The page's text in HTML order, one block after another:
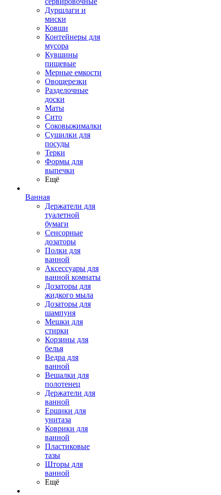
Дуршлаги и
миски
Ковши
Контейнеры для
мусора
Кувшины
пищевые
Мерные емкости
Овощерезки
Разделочные
доски
Маты
Сито
Соковыжималки
Сушилки для
посуды
Терки
Формы для
выпечки
Ещё
Ванная
Держатели для
туалетной
бумаги
Сенсорные
дозаторы
Полки для
ванной
Аксессуары для
ванной комнаты
Дозаторы для
жидкого мыла
Дозаторы для
шампуня
Мешки для
стирки
Корзины для
белья
Ведра для
ванной
Вешалки для
полотенец
Держатели для
ванной
Ершики для
унитаза
Коврики для
ванной
Пластиковые
тазы
Шторы для
ванной
Ещё